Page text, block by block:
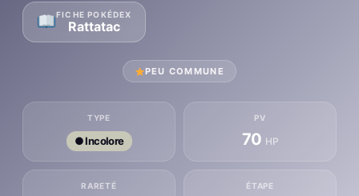
FICHE POKÉDEX
Rattatac
PEU COMMUNE
TYPE
● Incolore
PV
70 HP
RARETÉ ÉTAPE